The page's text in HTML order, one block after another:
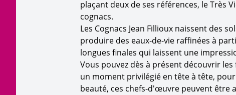
plaçant deux de ses références, le Très
cognacs.
Les Cognacs Jean Fillioux naissent des
produire des eaux-de-vie raffinées à
longues finales qui laissent une
Vous pouvez dès à présent découvrir
un moment privilégié en tête à tête,
beauté, ces chefs-d'œuvre peuvent être